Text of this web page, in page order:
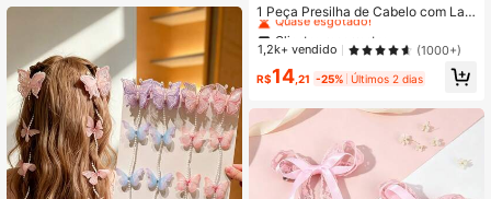
1 Peça Presilha de Cabelo com Laç
o Decorado com Cristal e Pérola, M
oda Feminina, Sem Embalagem de
Cartão
Quase esgotado!
Clientes recorrentes
Quase esgotado!
Clientes recorrentes
Quase esgotado!
Clientes recorrentes
Quase esgotado!
1,2k+ vendido (1000+)
R$14 ,21 -25% Últimos 2 dias